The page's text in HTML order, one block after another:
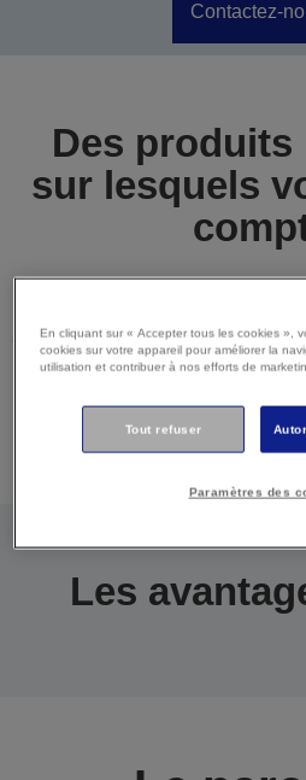
Contactez-
Des
sur lesquels
Les
En cliquant sur « Accepter tous les cookies »,
cookies sur votre appareil pour améliorer la
utilisation et contribuer à nos efforts de
Tout refuser
Paramètres des